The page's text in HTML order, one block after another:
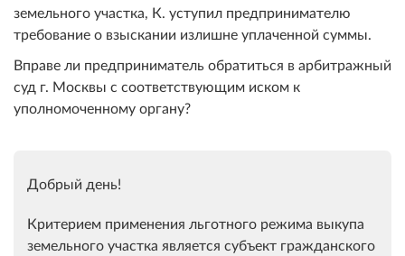
земельного участка, К. уступил предпринимателю
требование о взыскании излишне уплаченной суммы.
Вправе ли предприниматель обратиться в арбитражный
суд г. Москвы с соответствующим иском к
уполномоченному органу?
Добрый день!
Критерием применения льготного режима выкупа
земельного участка является субъект гражданского